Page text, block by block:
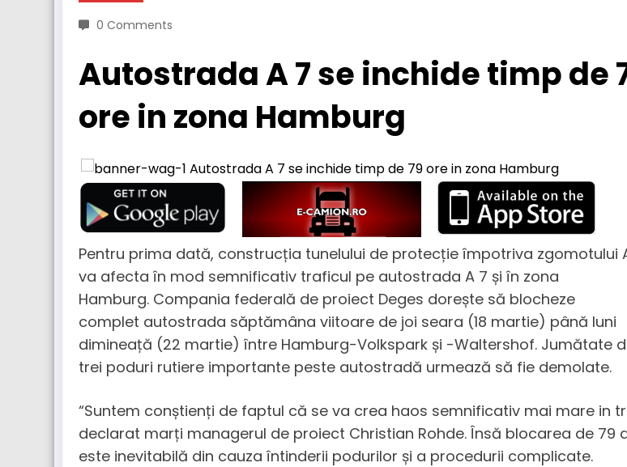
0 Comments
Autostrada A 7 se inchide timp de
ore in zona Hamburg
Pentru prima dată, construcția tunelului de protecție împotriva zgomotului
va afecta în mod semnificativ traficul pe autostrada A 7 și în zona
Hamburg. Compania federală de proiect Deges dorește să blocheze
complet autostrada săptămâna viitoare de joi seara (18 martie) până luni
dimineață (22 martie) între Hamburg-Volkspark și -Waltershof. Jumătate
trei poduri rutiere importante peste autostradă urmează să fie demolate.
“Suntem conștienți de faptul că se va crea haos semnificativ mai mare in
declarat marți managerul de proiect Christian Rohde. Însă blocarea de 79
este inevitabilă din cauza întinderii podurilor și a procedurii complicate.